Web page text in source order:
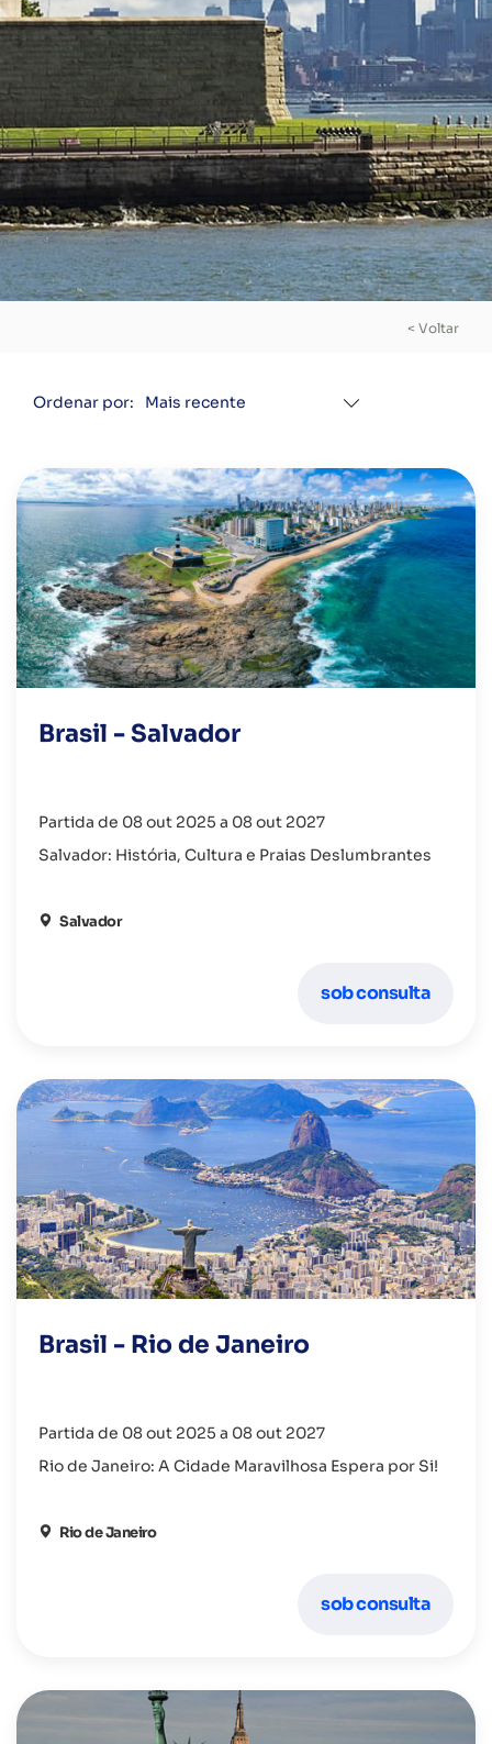
< Voltar
Ordenar por:
Brasil - Salvador
Partida de 08 out 2025 a 08 out 2027
Salvador: História, Cultura e Praias Deslumbrantes
Salvador
sob consulta
Brasil - Rio de Janeiro
Partida de 08 out 2025 a 08 out 2027
Rio de Janeiro: A Cidade Maravilhosa Espera por Si!
Rio de Janeiro
sob consulta